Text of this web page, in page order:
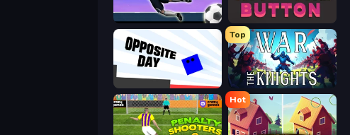
Goalkeeper Wiz Just Hit the Button
Opposite Day
Top
War the Knights
Hot